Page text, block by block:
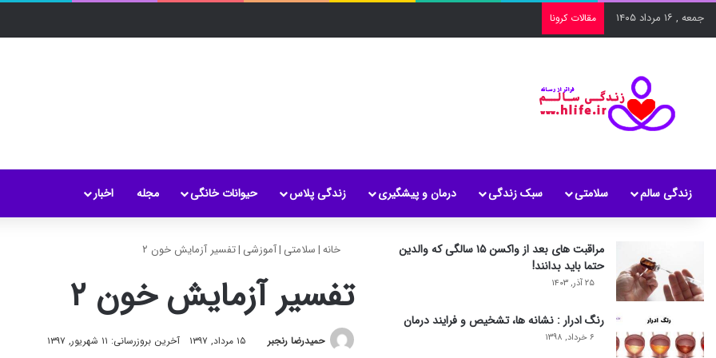
جمعه , ۱۶ مرداد ۱۴۰۵ مقالات کرونا
زندگی سالم سلامتی سبک زندگی درمان و پیشگیری زندگی پلاس حیوانات خانگی مجله اخبار
خانه|سلامتی |آموزشی |تفسیر آزمایش خون ۲
تفسیر آزمایش خون ۲
حمیدرضا رنجبر ۱۵ مرداد, ۱۳۹۷ آخرین بروزرسانی: ۱۱ شهریور, ۱۳۹۷
مراقبت های بعد از واکسن ۱۵ سالگی که والدین
حتما باید بدانند!
۲۵ آذر, ۱۴۰۳
رنگ ادرار : نشانه ها، تشخیص و فرایند درمان
۶ خرداد, ۱۳۹۸